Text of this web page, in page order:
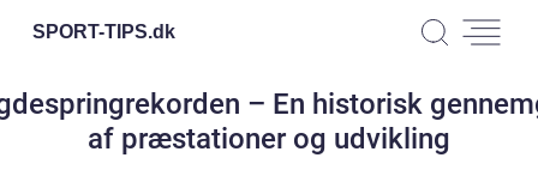
SPORT-TIPS.dk
– En historisk
af præstationer og udvikling